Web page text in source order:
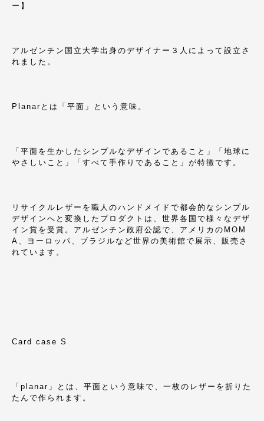
ー】
アルゼンチン国立大学出身のデザイナー３人によって設立さ
れました。
Planarとは「平面」という意味。
「平面を生かしたシンプルなデザインであること」「地球に
やさしいこと」「すべて手作りであること」が特徴です。
リサイクルレザーを職人のハンドメイドで都会的なシンプル
デザインへと変換したプロダクトは、世界各国で様々なデザ
イン賞を受賞。アルゼンチン政府公認で、アメリカのMOM
A、ヨーロッパ、ブラジルなど世界の美術館で展示、販売さ
れています。
Card case S
「planar」とは、平面という意味で、一枚のレザーを折りた
たんで作られます。